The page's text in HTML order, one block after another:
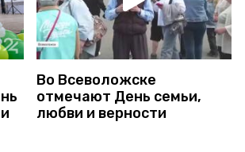
Во Всеволожске
отмечают День семьи,
любви и верности